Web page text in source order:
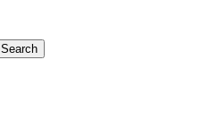
Search